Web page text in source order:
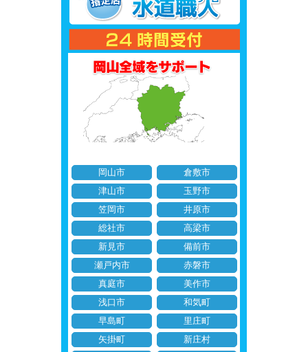
岡山市
倉敷市
津山市
玉野市
笠岡市
井原市
総社市
高梁市
新見市
備前市
瀬戸内市
赤磐市
真庭市
美作市
浅口市
和気町
早島町
里庄町
矢掛町
新庄村